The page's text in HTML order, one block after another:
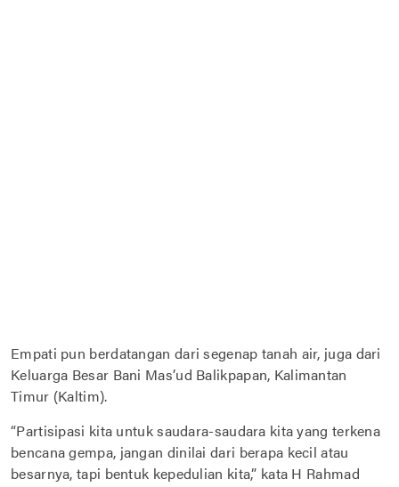
Empati pun berdatangan dari segenap tanah air, juga dari
Keluarga Besar Bani Mas’ud Balikpapan, Kalimantan
Timur (Kaltim).
“Partisipasi kita untuk saudara-saudara kita yang terkena
bencana gempa, jangan dinilai dari berapa kecil atau
besarnya, tapi bentuk kepedulian kita,” kata H Rahmad